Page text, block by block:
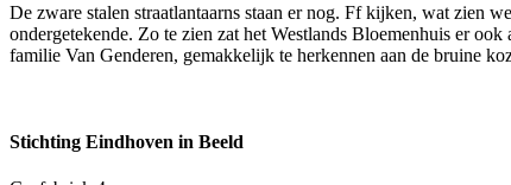
De zware stalen straatlantaarns staan er nog. Ff kijken, wat zien
ondergetekende. Zo te zien zat het Westlands Bloemenhuis er
familie Van Genderen, gemakkelijk te herkennen aan de bruine
Stichting Eindhoven in Beeld